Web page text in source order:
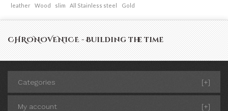
leather
Wood slim All Stainless steel Gold
CHRONOVENICE - Building the time
Categories [+]
My account [+]